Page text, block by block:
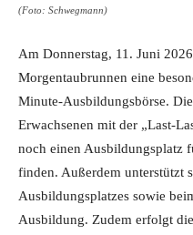
(Foto: Schwegmann)
Am Donnerstag, 11. Juni
Morgentaubrunnen eine
Minute-Ausbildungsbörse.
Erwachsenen mit der „Last-
noch einen Ausbildungsplatz
finden. Außerdem unterstützt
Ausbildungsplatzes sowie
Ausbildung. Zudem erfolgt